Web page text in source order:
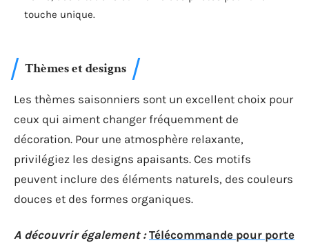
touche unique.
Thèmes et designs
Les thèmes saisonniers sont un excellent choix pour
ceux qui aiment changer fréquemment de
décoration. Pour une atmosphère relaxante,
privilégiez les designs apaisants. Ces motifs
peuvent inclure des éléments naturels, des couleurs
douces et des formes organiques.
A découvrir également : Télécommande pour porte